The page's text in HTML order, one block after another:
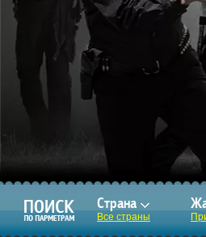
Страна
Все страны